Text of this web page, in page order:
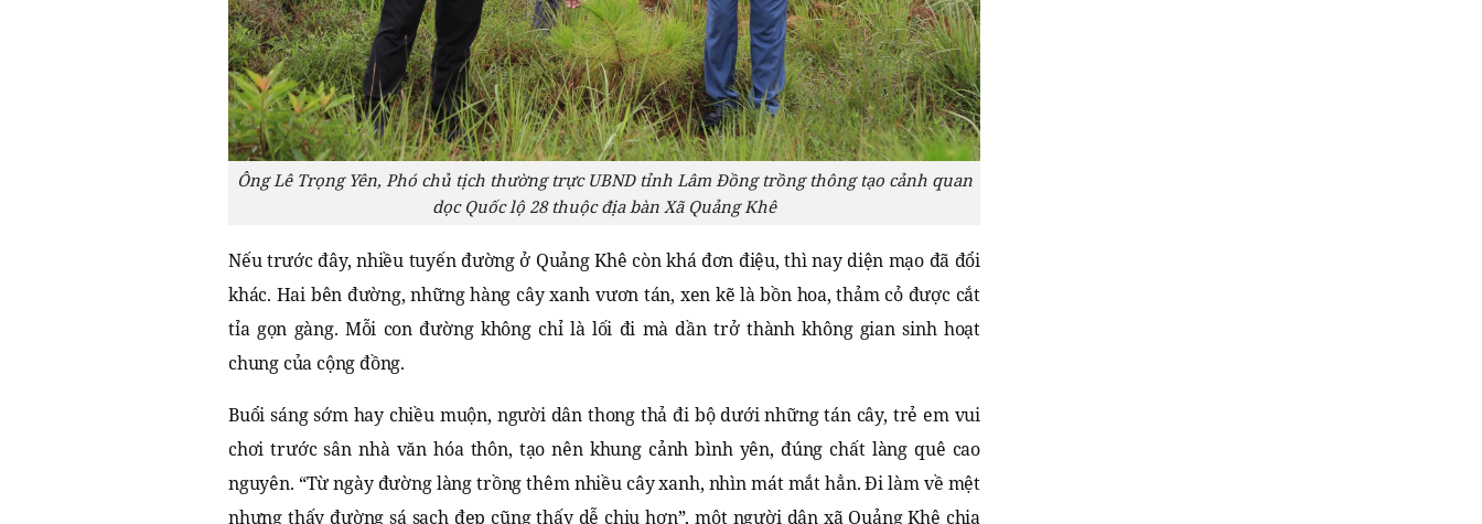
Ông Lê Trọng Yên, Phó chủ tịch thường trực UBND tỉnh Lâm Đồng trồng thông tạo cảnh quan
dọc Quốc lộ 28 thuộc địa bàn Xã Quảng Khê
Nếu trước đây, nhiều tuyến đường ở Quảng Khê còn khá đơn điệu, thì nay diện mạo đã đổi
khác. Hai bên đường, những hàng cây xanh vươn tán, xen kẽ là bồn hoa, thảm cỏ được cắt
tỉa gọn gàng. Mỗi con đường không chỉ là lối đi mà dần trở thành không gian sinh hoạt
chung của cộng đồng.
Buổi sáng sớm hay chiều muộn, người dân thong thả đi bộ dưới những tán cây, trẻ em vui
chơi trước sân nhà văn hóa thôn, tạo nên khung cảnh bình yên, đúng chất làng quê cao
nguyên. “Từ ngày đường làng trồng thêm nhiều cây xanh, nhìn mát mắt hẳn. Đi làm về mệt
nhưng thấy đường sá sạch đẹp cũng thấy dễ chịu hơn”, một người dân xã Quảng Khê chia